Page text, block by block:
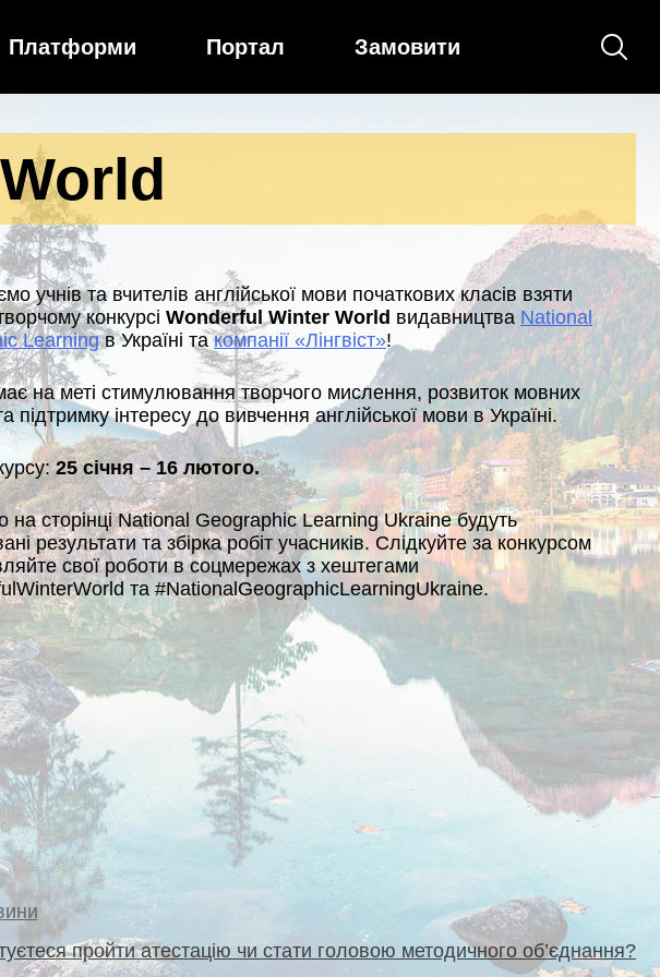
Платформи Портал Замовити
учнів та вчителів англійської мови початкових класів взяти
конкурсі Wonderful Winter World видавництва National
Learningв Україні такомпанії «Лінгвіст»!
на меті стимулювання творчого мислення, розвиток мовних
підтримку інтересу до вивчення англійської мови в Україні.
25 січня – 16 лютого.
на сторінці National Geographic Learning Ukraine будуть
результати та збірка робіт учасників. Слідкуйте за конкурсом
свої роботи в соцмережах з хештегами
та #NationalGeographicLearningUkraine.
пройти атестацію чи стати головою методичного об’єднання?